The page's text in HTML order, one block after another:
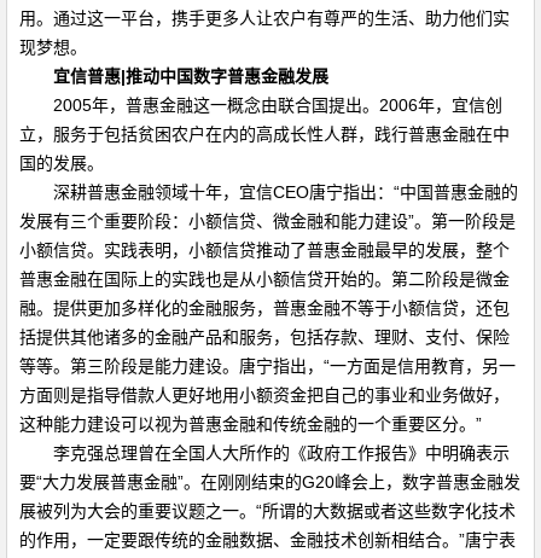
用。通过这一平台，携手更多人让农户有尊严的生活、助力他们实
现梦想。
宜信普惠|推动中国数字普惠金融发展
2005年，普惠金融这一概念由联合国提出。2006年，宜信创
立，服务于包括贫困农户在内的高成长性人群，践行普惠金融在中
国的发展。
深耕普惠金融领域十年，宜信CEO唐宁指出：“中国普惠金融的
发展有三个重要阶段：小额信贷、微金融和能力建设”。第一阶段是
小额信贷。实践表明，小额信贷推动了普惠金融最早的发展，整个
普惠金融在国际上的实践也是从小额信贷开始的。第二阶段是微金
融。提供更加多样化的金融服务，普惠金融不等于小额信贷，还包
括提供其他诸多的金融产品和服务，包括存款、理财、支付、保险
等等。第三阶段是能力建设。唐宁指出，“一方面是信用教育，另一
方面则是指导借款人更好地用小额资金把自己的事业和业务做好，
这种能力建设可以视为普惠金融和传统金融的一个重要区分。”
李克强总理曾在全国人大所作的《政府工作报告》中明确表示
要“大力发展普惠金融”。在刚刚结束的G20峰会上，数字普惠金融发
展被列为大会的重要议题之一。“所谓的大数据或者这些数字化技术
的作用，一定要跟传统的金融数据、金融技术创新相结合。”唐宁表